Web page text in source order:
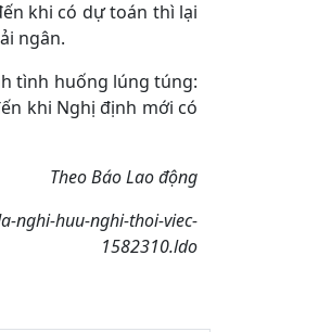
khi có dự toán thì lại
ngân.
tình huống lúng túng:
khi Nghị định mới có
Theo Báo Lao động
nghi-huu-nghi-thoi-viec-
1582310.ldo